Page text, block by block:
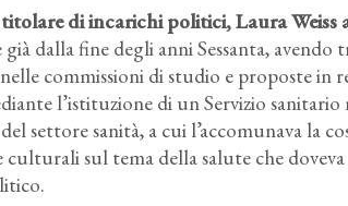
di incarichi politici, Laura
dalla fine degli anni Sessanta,
nelle commissioni di studio e proposte in
l’istituzione di un Servizio
settore sanità, a cui l’accomunava la
culturali sul tema della salute che